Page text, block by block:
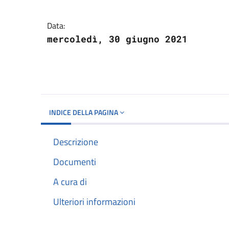
Data:
mercoledì, 30 giugno 2021
INDICE DELLA PAGINA
Descrizione
Documenti
A cura di
Ulteriori informazioni